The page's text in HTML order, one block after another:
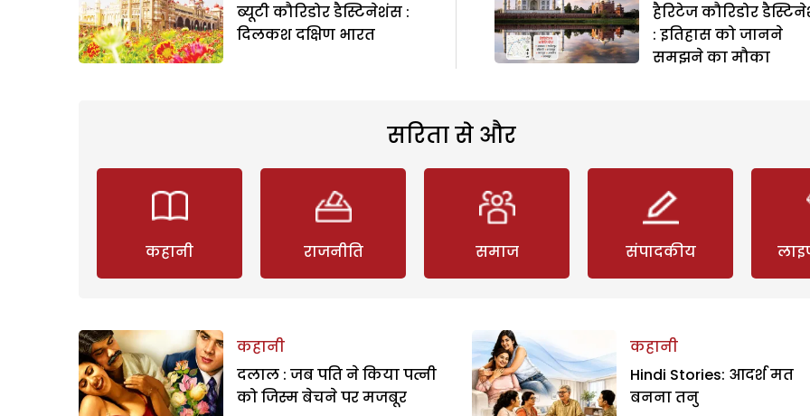
ब्यूटी कौरिडोर डैस्टिनेशंस :
दिलकश दक्षिण भारत
हैरिटेज कौरिडोर
: इतिहास को जानने
समझने का मौका
सरिता से और
कहानी राजनीति समाज संपादकीय
कहानी
दलाल : जब पति ने किया पत्नी
को जिस्म बेचने पर मजबूर
कहानी
Hindi Stories: आदर्श मत
बनना तनु